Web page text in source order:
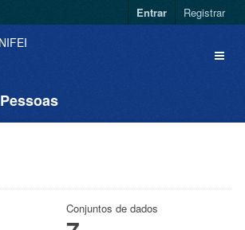
Entrar Registrar
Pessoas
Conjuntos de dados